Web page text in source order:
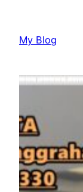
konten
My Blog